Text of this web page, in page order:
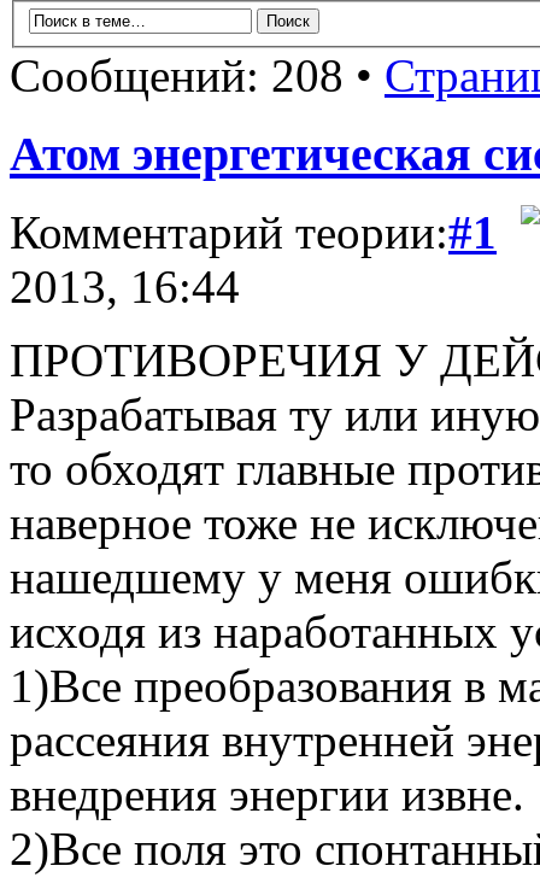
Сообщений: 208 •
Атом энергетическая
Комментарий теории:#1
2013, 16:44
ПРОТИВОРЕЧИЯ У
Разрабатывая ту или
то обходят главные
наверное тоже не
нашедшему у меня
исходя из наработанных
1)Все преобразования в
рассеяния внутренней
внедрения энергии извне.
2)Все поля это